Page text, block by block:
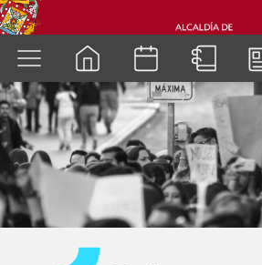
cuenca.gob.ec